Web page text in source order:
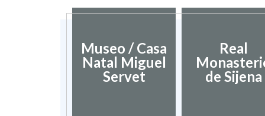
Museo / Casa
Natal Miguel
Servet
Real
de Sijena